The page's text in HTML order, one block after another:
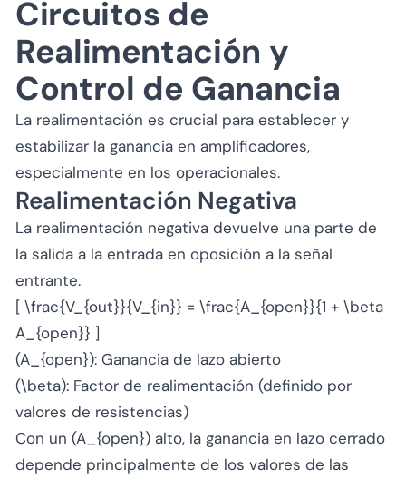
Circuitos de
Realimentación y
Control de Ganancia
La realimentación es crucial para establecer y
estabilizar la ganancia en amplificadores,
especialmente en los operacionales.
Realimentación Negativa
La realimentación negativa devuelve una parte de
la salida a la entrada en oposición a la señal
entrante.
[ \frac{V_{out}}{V_{in}} = \frac{A_{open}}{1 + \beta
A_{open}} ]
(A_{open}): Ganancia de lazo abierto
(\beta): Factor de realimentación (definido por
valores de resistencias)
Con un (A_{open}) alto, la ganancia en lazo cerrado
depende principalmente de los valores de las